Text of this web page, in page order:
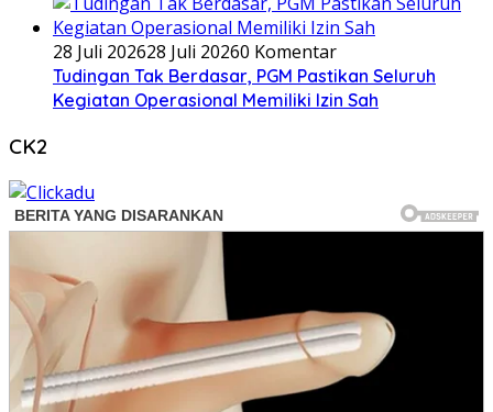
28 Juli 202628 Juli 20260 Komentar
Tudingan Tak Berdasar, PGM Pastikan Seluruh
Kegiatan Operasional Memiliki Izin Sah
CK2